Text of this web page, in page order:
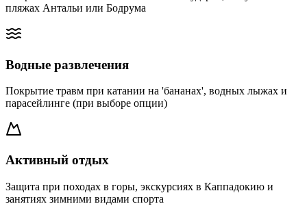
пляжах Антальи или Бодрума
Водные развлечения
Покрытие травм при катании на 'бананах', водных лыжах и
парасейлинге (при выборе опции)
Активный отдых
Защита при походах в горы, экскурсиях в Каппадокию и
занятиях зимними видами спорта